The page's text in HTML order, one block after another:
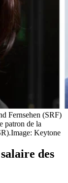
Fernsehen (SRF)
patron de la
Image: Keytone
des